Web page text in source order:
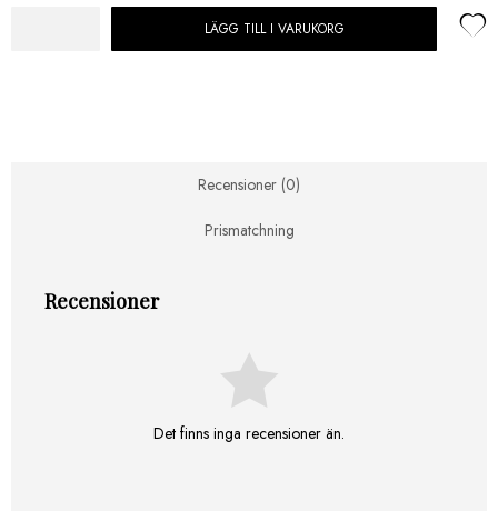
LÄGG TILL I VARUKORG
Recensioner (0)
Prismatchning
Recensioner
Det finns inga recensioner än.